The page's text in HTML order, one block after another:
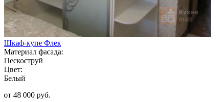
Шкаф-купе Флек
Материал фасада:
Пескоструй
Цвет:
Белый
от 48 000 руб.